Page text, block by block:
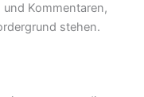
Kommentaren,
stehen.